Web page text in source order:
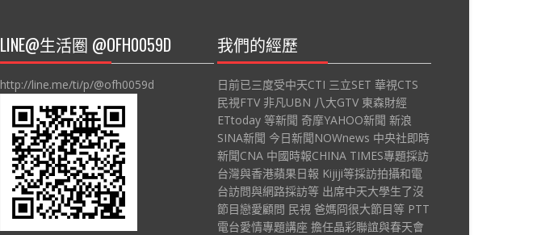
LINE@生活圈 @OFH0059D
http://line.me/ti/p/@ofh0059d
我們的經歷
日前已三度受中天CTI 三立SET 華視CTS
民視FTV 非凡UBN 八大GTV 東森財經
ETtoday 等新聞 奇摩YAHOO新聞 新浪
SINA新聞 今日新聞NOWnews 中央社即時
新聞CNA 中國時報CHINA TIMES專題採訪
台灣與香港蘋果日報 Kijiji等採訪拍攝和電
台訪問與網路採訪等 出席中天大學生了沒
節目戀愛顧問 民視 爸媽冏很大節目等 PTT
電台愛情專題講座 擔任晶彩聯誼與春天會